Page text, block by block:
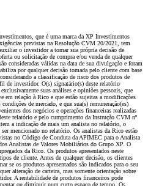
que é uma marca da XP Investimentos
previstas na Resolução CVM 20/2021, tem
o investidor a tomar sua própria decisão de
ou solicitação de compra e/ou venda de qualquer
consideradas válidas na data de sua divulgação e foram
por qualquer decisão tomada pelo cliente com base
a classificação de risco dos produtos de
de investidor. O(s) signatário(s) deste relatório
suas análises e opiniões pessoais, que
em relação à Rico e que estão sujeitas a modificações
de mercado, e que sua(s) remuneração(es)
dos negócios e operações financeiras realizadas
relatório e pelo cumprimento da Instrução CVM nº
a indicação de mais um analista no relatório, o
mencionado no relatório. Os analistas da Rico estão
no Código de Conduta da APIMEC para o Analista
Analistas de Valores Mobiliários do Grupo XP. O
da Rico. Os produtos apresentados neste
de cliente. Antes de qualquer decisão, os clientes
se os produtos apresentados são indicados para o seu
alteração de carteira, mas somente orientação sobre
A rentabilidade de produtos financeiros pode